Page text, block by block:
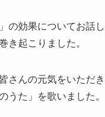
の効果についてお話
き起こりました。
さんの元気をいただ
うた」を歌いました。